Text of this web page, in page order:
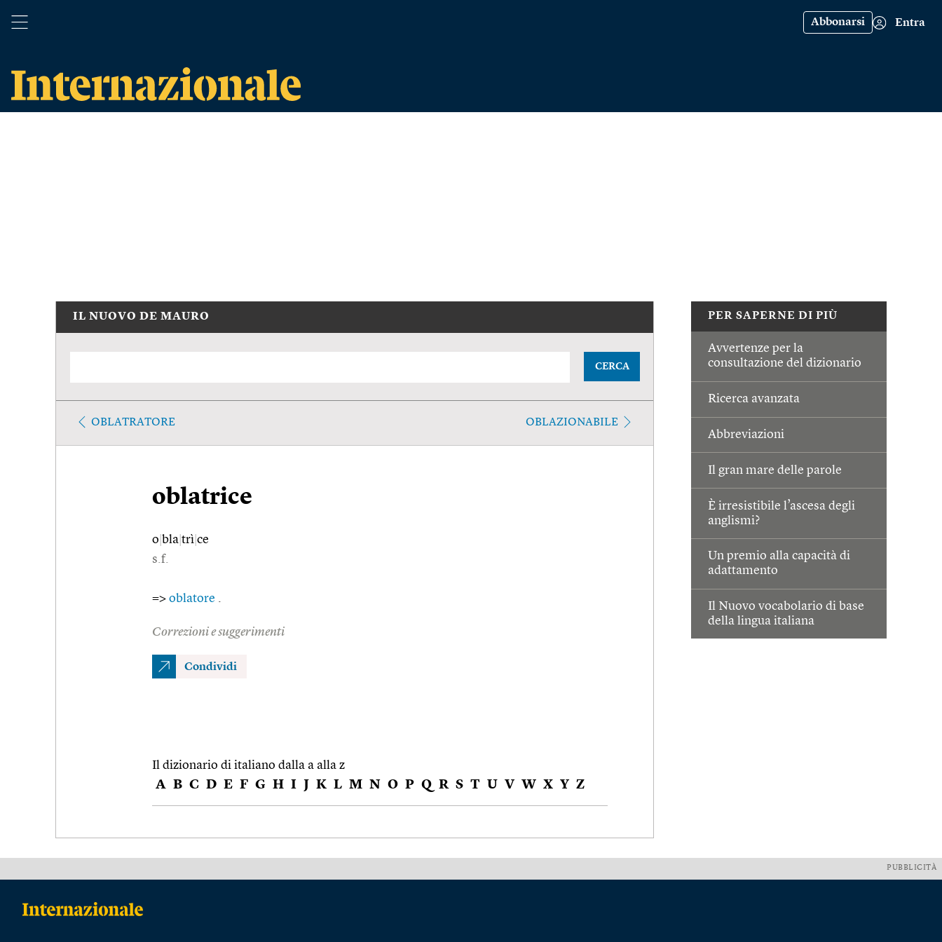
Abbonarsi Entra
PER SAPERNE DI PIÙ
Avvertenze per la
consultazione del dizionario
Ricerca avanzata
Abbreviazioni
Il gran mare delle parole
È irresistibile l’ascesa degli
anglismi?
Un premio alla capacità di
adattamento
Il Nuovo vocabolario di base
della lingua italiana
IL NUOVO DE MAURO
CERCA
OBLATRATORE OBLAZIONABILE
oblatrice
o bla trì ce
s.f.
=> oblatore .
Correzioni e suggerimenti
Condividi
Il dizionario di italiano dalla a alla z
A B C D E F G H I J K L M N O P Q R S T U V W X Y Z
PUBBLICITÀ